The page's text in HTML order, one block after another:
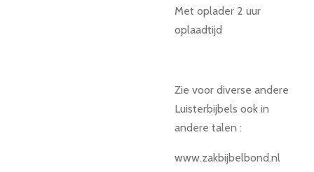
Met oplader 2 uur
oplaadtijd
Zie voor diverse andere
Luisterbijbels ook in
andere talen :
www.zakbijbelbond.nl